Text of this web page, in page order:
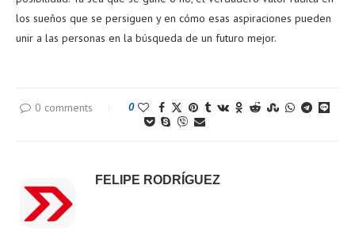
los sueños que se persiguen y en cómo esas aspiraciones pueden
unir a las personas en la búsqueda de un futuro mejor.
0 comments 0
FELIPE RODRÍGUEZ